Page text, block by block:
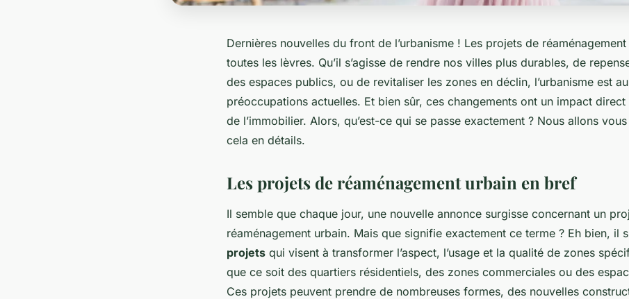
Dernières nouvelles du front de l’urbanisme ! Les projets de
toutes les lèvres. Qu’il s’agisse de rendre nos villes plus durables, de
des espaces publics, ou de revitaliser les zones en déclin, l’urbanisme est
préoccupations actuelles. Et bien sûr, ces changements ont un impact
de l’immobilier. Alors, qu’est-ce qui se passe exactement ? Nous allons
cela en détails.
Les projets de réaménagement urbain en bref
Il semble que chaque jour, une nouvelle annonce surgisse concernant un
réaménagement urbain. Mais que signifie exactement ce terme ? Eh bien, il
projets qui visent à transformer l’aspect, l’usage et la qualité de zones
que ce soit des quartiers résidentiels, des zones commerciales ou des
Ces projets peuvent prendre de nombreuses formes, des nouvelles